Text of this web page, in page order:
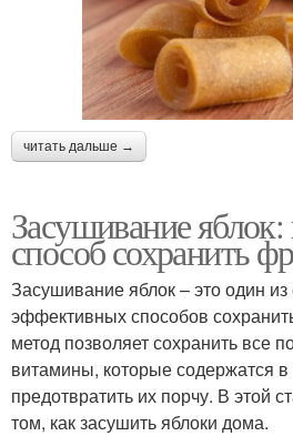
читать дальше →
Засушивание
способ сохранить
Засушивание яблок – это один
эффективных способов
метод позволяет сохранить все
витамины, которые содержатся в
предотвратить их порчу. В этой
том, как засушить яблоки дома.